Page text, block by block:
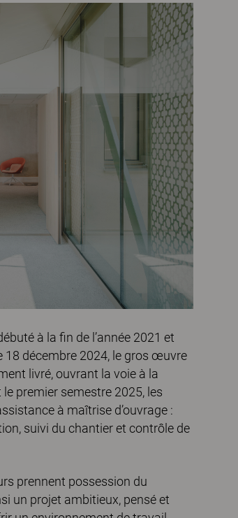
à la fin de l’année 2021 et
18 décembre 2024, le gros œuvre
livré, ouvrant la voie à la
premier semestre 2025, les
à maîtrise d’ouvrage :
suivi du chantier et contrôle de
prennent possession du
un projet ambitieux, pensé et